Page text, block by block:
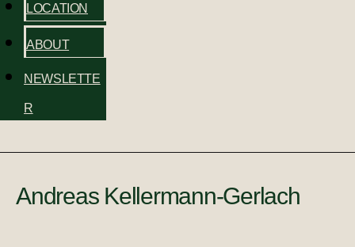
LOCATION
ABOUT
NEWSLETTE
R
Andreas Kellermann-Gerlach